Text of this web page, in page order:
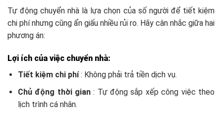
Tự động chuyển nhà là lựa chọn của số người để tiết kiệm
chi phí nhưng cũng ẩn giấu nhiều rủi ro. Hãy cân nhắc giữa hai
phương án:
Lợi ích của việc chuyển nhà:
Tiết kiệm chi phí: Không phải trả tiền dịch vụ.
Chủ động thời gian: Tự động sắp xếp công việc theo
lịch trình cá nhân.